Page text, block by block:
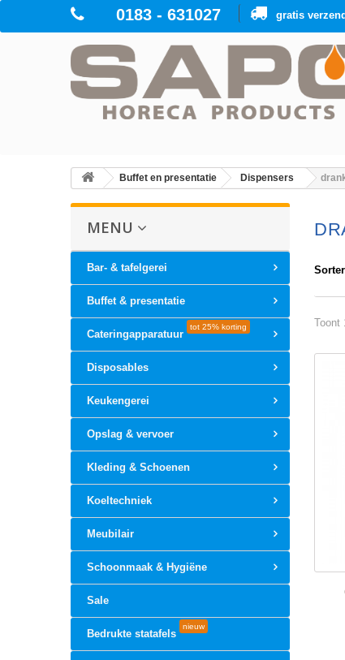
0183 - 631027 gratis
Buffet en presentatie Dispensers
MENU
Bar- & tafelgerei
Buffet & presentatie
Cateringapparatuur
tot 25% korting
Disposables
Keukengerei
Opslag & vervoer
Kleding & Schoenen
Koeltechniek
Meubilair
Schoonmaak & Hygiëne
Sale
Bedrukte statafels
nieuw
Toont